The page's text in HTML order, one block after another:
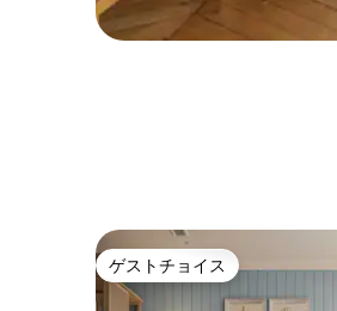
ゲストチョイス
ゲストチョイス